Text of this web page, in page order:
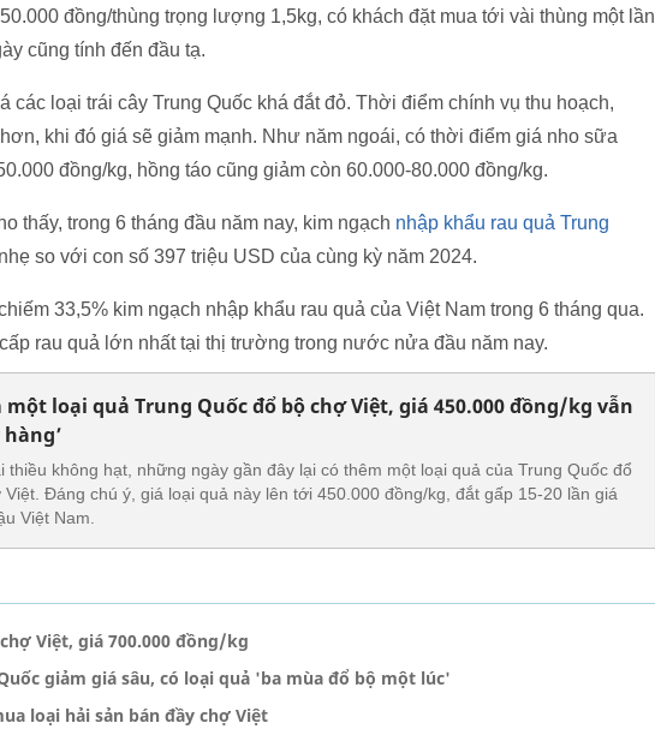
đồng/thùng trọng lượng 1,5kg, có khách đặt mua tới vài thùng một lần
cũng tính đến đầu tạ.
các loại trái cây Trung Quốc khá đắt đỏ. Thời điểm chính vụ thu hoạch,
khi đó giá sẽ giảm mạnh. Như năm ngoái, có thời điểm giá nho sữa
đồng/kg, hồng táo cũng giảm còn 60.000-80.000 đồng/kg.
thấy, trong 6 tháng đầu năm nay, kim ngạch nhập khẩu rau quả Trung
so với con số 397 triệu USD của cùng kỳ năm 2024.
33,5% kim ngạch nhập khẩu rau quả của Việt Nam trong 6 tháng qua.
rau quả lớn nhất tại thị trường trong nước nửa đầu năm nay.
một loại quả Trung Quốc đổ bộ chợ Việt, giá 450.000 đồng/kg vẫn
hàng’
thiều không hạt, những ngày gần đây lại có thêm một loại quả của Trung Quốc đổ
Việt. Đáng chú ý, giá loại quả này lên tới 450.000 đồng/kg, đắt gấp 15-20 lần giá
Việt Nam.
Việt, giá 700.000 đồng/kg
giảm giá sâu, có loại quả 'ba mùa đổ bộ một lúc'
loại hải sản bán đầy chợ Việt